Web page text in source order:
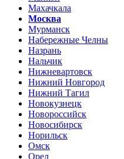
Махачкала
Москва
Мурманск
Набережные Челны
Назрань
Нальчик
Нижневартовск
Нижний Новгород
Нижний Тагил
Новокузнецк
Новороссийск
Новосибирск
Норильск
Омск
Орел